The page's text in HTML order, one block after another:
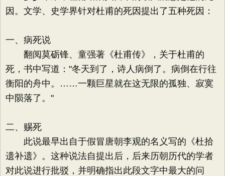
因。文学、史学界针对杜甫的死因提出了五种死因：
一、病死说
翻阅莫砺锋、童强著《杜甫传》，关于杜甫的
死，书中写道："冬天到了，诗人病倒了。病倒在行往
衡阳的舟中。……一颗巨星就在这无限的孤独、寂寞
中陨落了。"
二、赐死
此说最早出自于假冒唐朝李观的名义写的《杜拾
遗补遗》。这种说法自提出后，后来历朝历代的学者
对此说进行批驳，并明确指出此段文字中最大的问